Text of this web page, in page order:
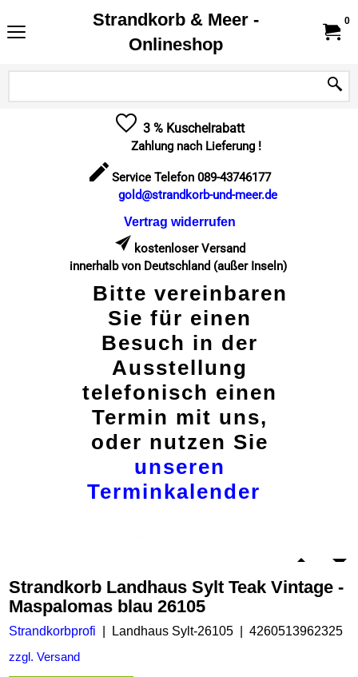
Strandkorb & Meer -
Onlineshop
0
3 % Kuschelrabatt
Zahlung nach Lieferung !
Service Telefon 089-43746177
gold@strandkorb-und-meer.de
Vertrag widerrufen
kostenloser Versand
innerhalb von Deutschland (außer Inseln)
Bitte vereinbaren
Sie für einen
Besuch in der
Ausstellung
telefonisch einen
Termin mit uns,
oder nutzen Sie
unseren
Terminkalender
Strandkorb Landhaus Sylt Teak Vintage -
Maspalomas blau 26105
Strandkorbprofi Landhaus Sylt-26105 4260513962325
zzgl. Versand